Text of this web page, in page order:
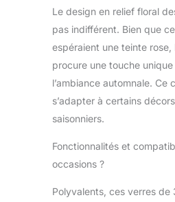
Le design en relief floral
pas indifférent. Bien que
espéraient une teinte
procure une touche
l’ambiance automnale. Ce
s’adapter à certains
saisonniers.
Fonctionnalités et
occasions ?
Polyvalents, ces verres de